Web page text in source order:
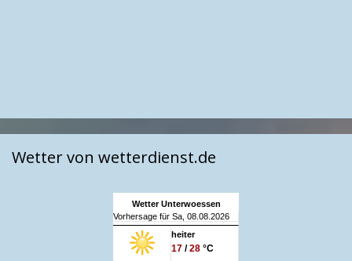
Wetter von wetterdienst.de
Wetter Unterwoessen
Vorhersage für Sa, 08.08.2026
heiter
17 /28 °C